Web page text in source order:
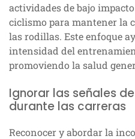
actividades de bajo
ciclismo para mantener la
las rodillas. Este enfoque
intensidad del
promoviendo la salud
Ignorar las señales
durante las carreras
Reconocer y abordar la